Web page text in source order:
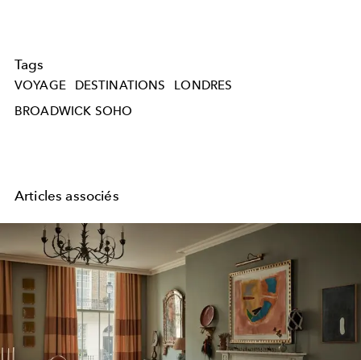
Tags
VOYAGE DESTINATIONS
LONDRES
BROADWICK SOHO
Articles associés